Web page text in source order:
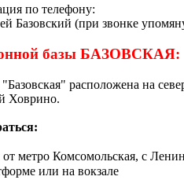
по телефону:
Базовский (при звонке
базы БАЗОВСКАЯ:
расположена на
Ховрино.
метро Комсомольская, с
или на вокзале